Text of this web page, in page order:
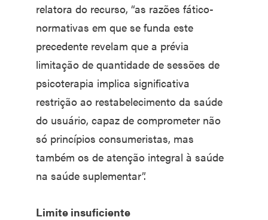
relatora do recurso, “as razões fático-
normativas em que se funda este
precedente revelam que a prévia
limitação de quantidade de sessões de
psicoterapia implica significativa
restrição ao restabelecimento da saúde
do usuário, capaz de comprometer não
só princípios consumeristas, mas
também os de atenção integral à saúde
na saúde suplementar”.
Limite insuficiente